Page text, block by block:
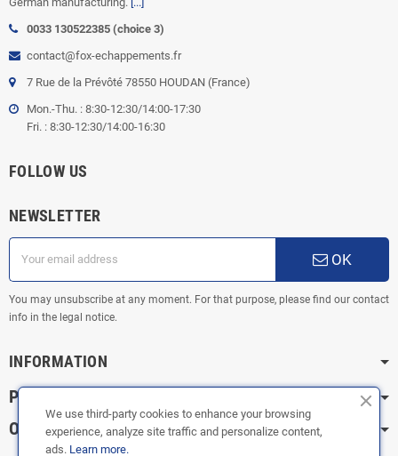
0033 130522385 (choice 3)
contact@fox-echappements.fr
7 Rue de la Prévôté 78550 HOUDAN (France)
Mon.-Thu. : 8:30-12:30/14:00-17:30
Fri. : 8:30-12:30/14:00-16:30
FOLLOW US
NEWSLETTER
OK
You may unsubscribe at any moment. For that purpose, please find our contact
info in the legal notice.
INFORMATION
PRACTICAL INFORMATION
OUR CATEGORIES
We use third-party cookies to enhance your browsing
experience, analyze site traffic and personalize content,
ads. Learn more.